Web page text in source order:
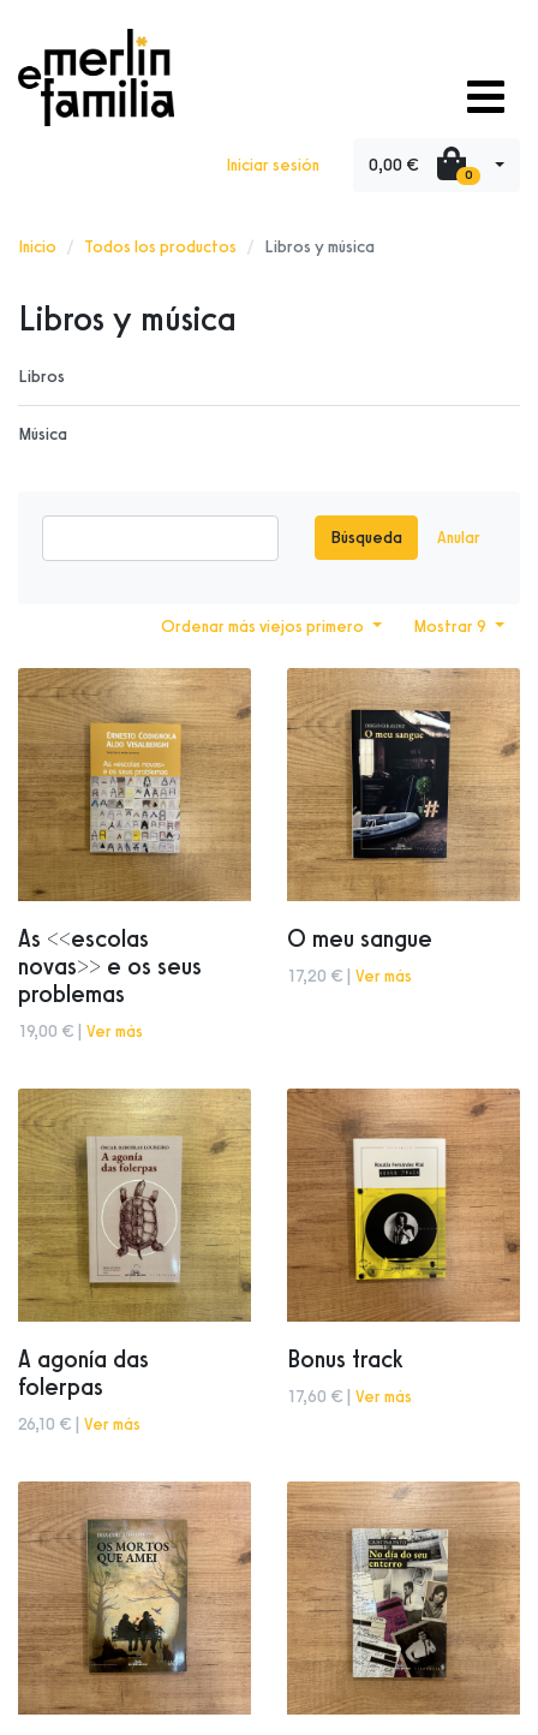
Iniciar sesión 0,00 € 0
Inicio Todos los productos Libros y música
Libros y música
Libros
Música
Búsqueda Anular
Mostrar 9
Ordenar más viejos primero
As <<escolas
novas>> e os seus
problemas
19,00 € | Ver más
O meu sangue
17,20 € | Ver más
A agonía das
folerpas
26,10 € | Ver más
Bonus track
17,60 € | Ver más